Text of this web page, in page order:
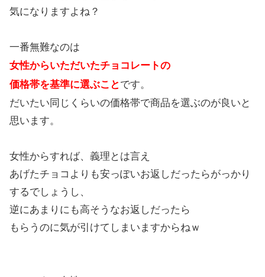
気になりますよね？
一番無難なのは
女性からいただいたチョコレートの
価格帯を基準に選ぶことです。
だいたい同じくらいの価格帯で商品を選ぶのが良いと
思います。
女性からすれば、義理とは言え
あげたチョコよりも安っぽいお返しだったらがっかり
するでしょうし、
逆にあまりにも高そうなお返しだったら
もらうのに気が引けてしまいますからねｗ